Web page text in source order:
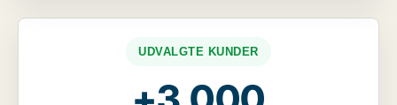
UDVALGTE KUNDER